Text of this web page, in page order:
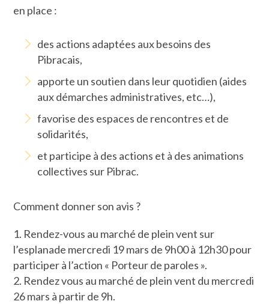
en place :
des actions adaptées aux besoins des
Pibracais,
apporte un soutien dans leur quotidien (aides
aux démarches administratives, etc…),
favorise des espaces de rencontres et de
solidarités,
et participe à des actions et à des animations
collectives sur Pibrac.
Comment donner son avis ?
Rendez-vous au marché de plein vent sur
l’esplanade mercredi 19 mars de 9h00 à 12h30 pour
participer à l’action « Porteur de paroles ».
Rendez vous au marché de plein vent du mercredi
26 mars à partir de 9h.